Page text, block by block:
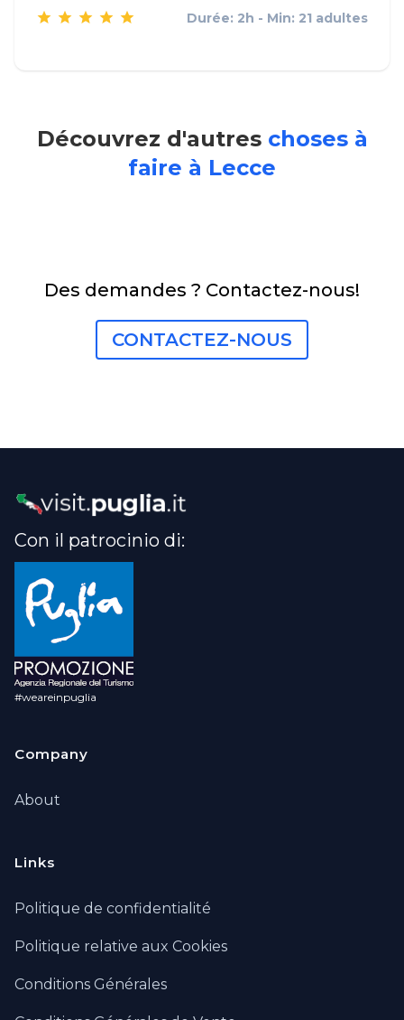
Durée: 2h - Min: 21 adultes
Découvrez d'autres choses à
faire à Lecce
Des demandes ? Contactez-nous!
CONTACTEZ-NOUS
Con il patrocinio di:
#weareinpuglia
Company
About
Links
Politique de confidentialité
Politique relative aux Cookies
Conditions Générales